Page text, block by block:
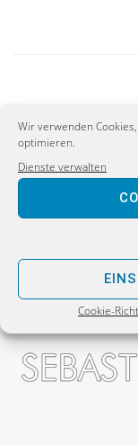
Wir verwenden
optimieren.
Dienste verwalten
Cookie-
Nur mit der